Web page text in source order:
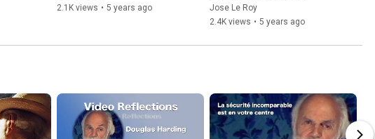
2.1K views • 5 years ago
Padmasambhava
Jose Le Roy
2.4K views • 5 years ago